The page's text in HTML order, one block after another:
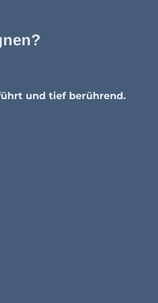
und tief berührend.